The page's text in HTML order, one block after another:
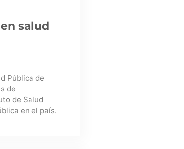
salud
Pública de
de
de Salud
en el país.